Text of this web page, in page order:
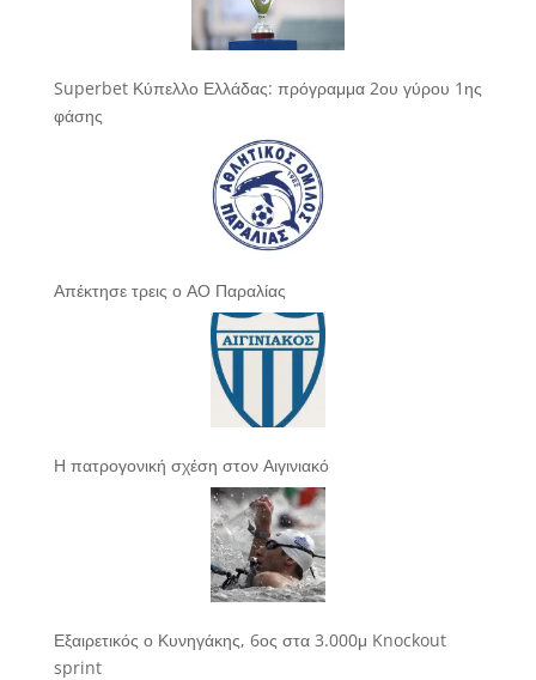
Superbet Κύπελλο Ελλάδας: πρόγραμμα 2ου γύρου 1ης
φάσης
Απέκτησε τρεις ο ΑΟ Παραλίας
Η πατρογονική σχέση στον Αιγινιακό
Εξαιρετικός ο Κυνηγάκης, 6ος στα 3.000μ Knockout
sprint